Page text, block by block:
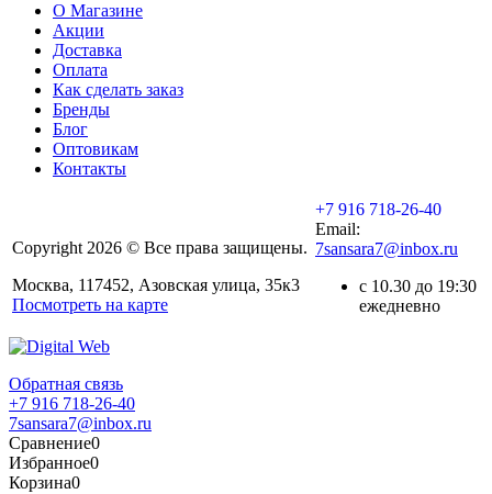
О Магазине
Акции
Доставка
Оплата
Как сделать заказ
Бренды
Блог
Оптовикам
Контакты
Copyright 2026 © Все права защищены.
Москва, 117452, Азовская улица, 35к3
Посмотреть на карте
+7 916 718-26-40
Email:
7sansara7@inbox.ru
с 10.30 до 19:30
ежедневно
Обратная связь
+7 916 718-26-40
7sansara7@inbox.ru
Сравнение0
Избранное0
Корзина0